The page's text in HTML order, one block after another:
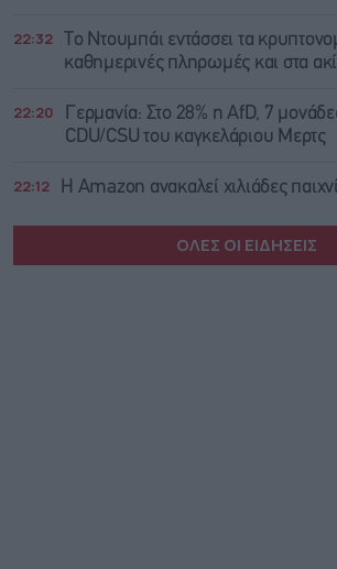
22:32
Το Ντουμπάι εντάσσει τα
καθημερινές πληρωμές και στα
22:20
Γερμανία: Στο 28% η AfD, 7
CDU/CSU του καγκελάριου Μερτς
22:12 Η Amazon ανακαλεί χιλιάδες
ΟΛΕΣ ΟΙ ΕΙΔΗΣΕΙΣ